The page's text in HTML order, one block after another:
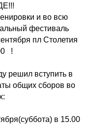
и во всю
фестиваль
пл Столетия
!
решил вступить в
общих сборов во
в 15.00